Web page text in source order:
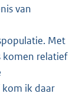
van
Met
komen relatief
kom ik daar